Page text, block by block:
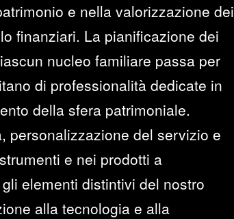
e nella valorizzazione dei
finanziari. La pianificazione dei
nucleo familiare passa per
di professionalità dedicate in
della sfera patrimoniale.
personalizzazione del servizio e
e nei prodotti a
elementi distintivi del nostro
alla tecnologia e alla